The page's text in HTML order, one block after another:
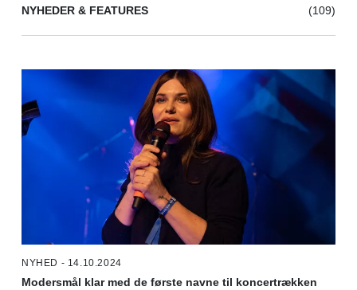
NYHEDER & FEATURES (109)
NYHED - 14.10.2024
Modersmål klar med de første navne til koncertrækken